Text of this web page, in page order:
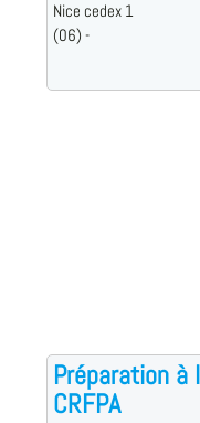
Nice cedex 1
(06) -
Préparation à
CRFPA